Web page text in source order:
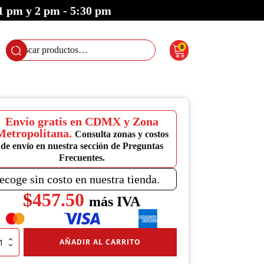
pm y 2 pm - 5:30 pm
Buscar
por:
0
Envío gratis en CDMX y Zona
Consulta zonas y costos
de envío en nuestra sección de Preguntas
Frecuentes.
sin costo en nuestra tienda.
$457.50 más IVA
AÑADIR AL CARRITO